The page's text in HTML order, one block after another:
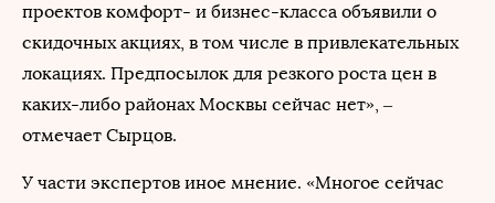
проектов комфорт- и бизнес-класса объявили о
скидочных акциях, в том числе в привлекательных
локациях. Предпосылок для резкого роста цен в
каких-либо районах Москвы сейчас нет», –
отмечает Сырцов.
У части экспертов иное мнение. «Многое сейчас